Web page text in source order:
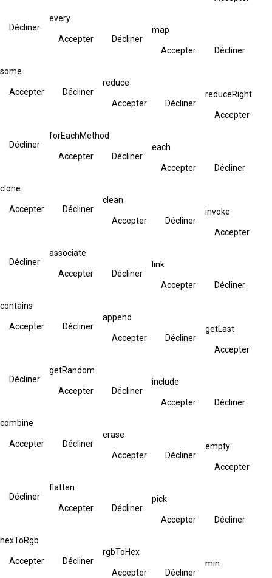
Décliner
every
Accepter Décliner
map
Accepter Décliner
some
Accepter Décliner
reduce
Accepter Décliner
reduceRight
Accepter
Décliner
forEachMethod
Accepter Décliner
each
Accepter Décliner
clone
Accepter Décliner
clean
Accepter Décliner
invoke
Accepter
Décliner
associate
Accepter Décliner
link
Accepter Décliner
contains
Accepter Décliner
append
Accepter Décliner
getLast
Accepter
Décliner
getRandom
Accepter Décliner
include
Accepter Décliner
combine
Accepter Décliner
erase
Accepter Décliner
empty
Accepter
Décliner
flatten
Accepter Décliner
pick
Accepter Décliner
hexToRgb
Accepter Décliner
rgbToHex
Accepter Décliner
min